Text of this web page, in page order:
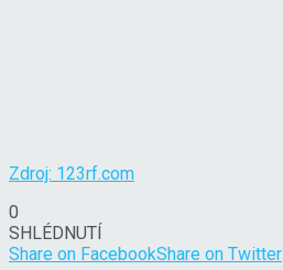
Zdroj: 123rf.com
0
SHLÉDNUTÍ
Share on FacebookShare on Twitter